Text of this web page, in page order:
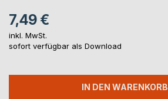
7,49 €
inkl. MwSt.
sofort verfügbar als Download
IN DEN WARENKORB